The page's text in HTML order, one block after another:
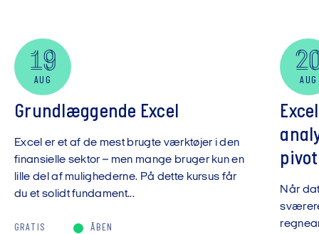
19
AUG
Grundlæggende Excel
Excel er et af de mest brugte værktøjer i den
finansielle sektor – men mange bruger kun en
lille del af mulighederne. På dette kursus får
du et solidt fundament...
GRATIS ÅBEN
AUG
Når